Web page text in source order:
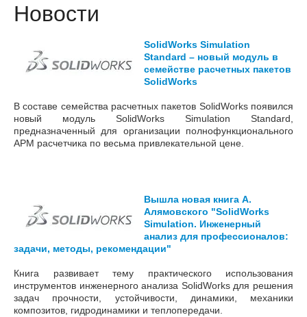
Новости
SolidWorks Simulation
Standard – новый модуль в
семействе расчетных пакетов
SolidWorks
В составе семейства расчетных пакетов SolidWorks появился
новый модуль SolidWorks Simulation Standard,
предназначенный для организации полнофункционального
АРМ расчетчика по весьма привлекательной цене.
Вышла новая книга А.
Алямовского "SolidWorks
Simulation. Инженерный
анализ для профессионалов:
задачи, методы, рекомендации"
Книга развивает тему практического использования
инструментов инженерного анализа SolidWorks для решения
задач прочности, устойчивости, динамики, механики
композитов, гидродинамики и теплопередачи.